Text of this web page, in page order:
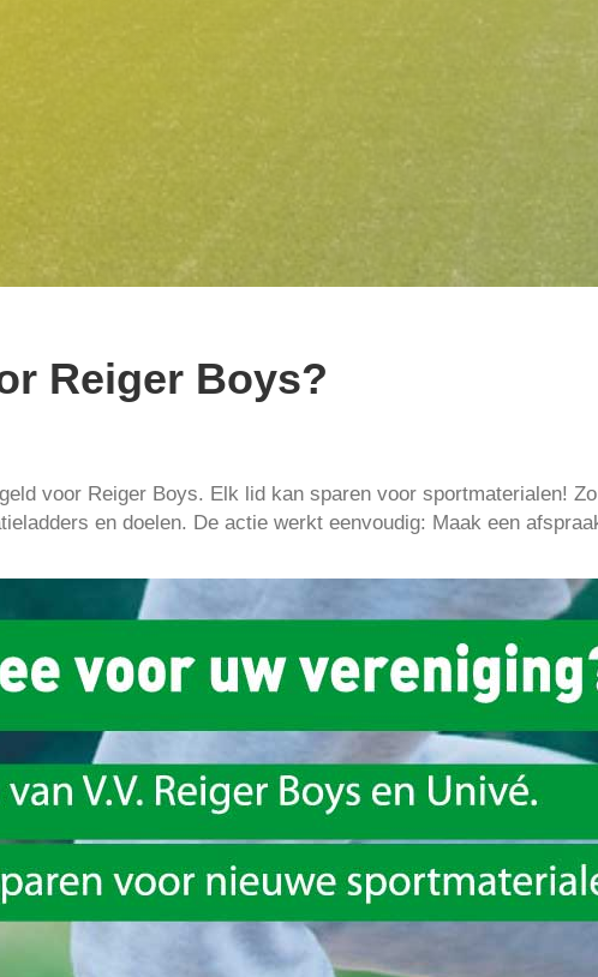
Reiger Boys?
voor Reiger Boys. Elk lid kan sparen voor sportmaterialen!
en doelen. De actie werkt eenvoudig: Maak een